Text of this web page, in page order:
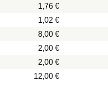
1,76 €
1,02 €
8,00 €
2,00 €
2,00 €
12,00 €